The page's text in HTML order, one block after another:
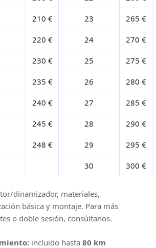
210 € 23 265 €
220 € 24 270 €
230 € 25 275 €
235 € 26 280 €
240 € 27 285 €
245 € 28 290 €
248 € 29 295 €
30 300 €
dinamizador, materiales,
básica y montaje. Para más
o doble sesión, consúltanos.
incluido hasta 80 km